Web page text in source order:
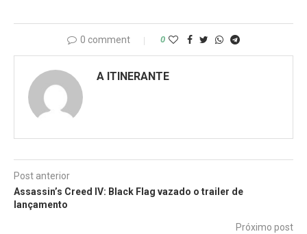
0 comment 0
A ITINERANTE
Post anterior
Assassin’s Creed IV: Black Flag vazado o trailer de
lançamento
Próximo post